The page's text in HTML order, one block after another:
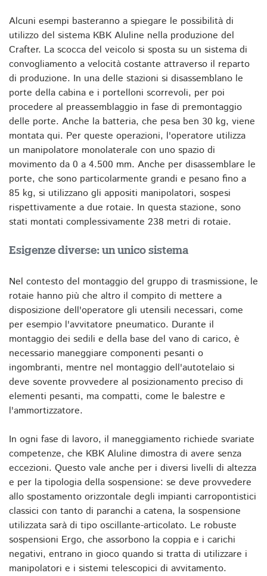
Alcuni esempi basteranno a spiegare le possibilità di
utilizzo del sistema KBK Aluline nella produzione del
Crafter. La scocca del veicolo si sposta su un sistema di
convogliamento a velocità costante attraverso il reparto
di produzione. In una delle stazioni si disassemblano le
porte della cabina e i portelloni scorrevoli, per poi
procedere al preassemblaggio in fase di premontaggio
delle porte. Anche la batteria, che pesa ben 30 kg, viene
montata qui. Per queste operazioni, l'operatore utilizza
un manipolatore monolaterale con uno spazio di
movimento da 0 a 4.500 mm. Anche per disassemblare le
porte, che sono particolarmente grandi e pesano fino a
85 kg, si utilizzano gli appositi manipolatori, sospesi
rispettivamente a due rotaie. In questa stazione, sono
stati montati complessivamente 238 metri di rotaie.
Esigenze diverse: un unico sistema
Nel contesto del montaggio del gruppo di trasmissione, le
rotaie hanno più che altro il compito di mettere a
disposizione dell'operatore gli utensili necessari, come
per esempio l'avvitatore pneumatico. Durante il
montaggio dei sedili e della base del vano di carico, è
necessario maneggiare componenti pesanti o
ingombranti, mentre nel montaggio dell'autotelaio si
deve sovente provvedere al posizionamento preciso di
elementi pesanti, ma compatti, come le balestre e
l'ammortizzatore.
In ogni fase di lavoro, il maneggiamento richiede svariate
competenze, che KBK Aluline dimostra di avere senza
eccezioni. Questo vale anche per i diversi livelli di altezza
e per la tipologia della sospensione: se deve provvedere
allo spostamento orizzontale degli impianti carropontistici
classici con tanto di paranchi a catena, la sospensione
utilizzata sarà di tipo oscillante-articolato. Le robuste
sospensioni Ergo, che assorbono la coppia e i carichi
negativi, entrano in gioco quando si tratta di utilizzare i
manipolatori e i sistemi telescopici di avvitamento.